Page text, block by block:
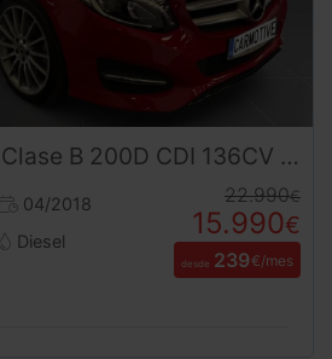
Clase B 200D CDI 136CV Automatico
04/2018
Diesel
22.990€
15.990€
desde 239€/mes